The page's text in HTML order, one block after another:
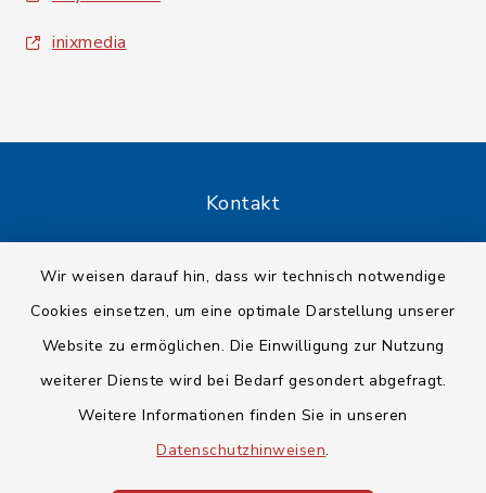
Wir weisen darauf hin, dass wir technisch notwendige
Cookies einsetzen, um eine optimale Darstellung unserer
Website zu ermöglichen. Die Einwilligung zur Nutzung
weiterer Dienste wird bei Bedarf gesondert abgefragt.
Weitere Informationen finden Sie in unseren
Datenschutzhinweisen.
inixmedia
Kontakt
Datenschutz
Impressum
Sitemap
Cookie-Einstellungen